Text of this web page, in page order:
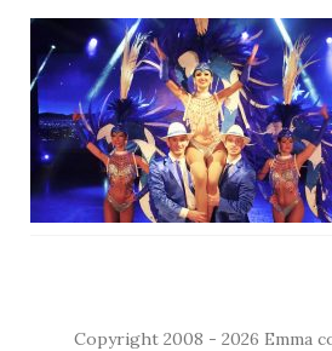
Copyright 2008 - 2026 Emma